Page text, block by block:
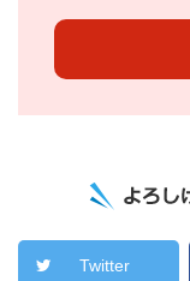
Twitter